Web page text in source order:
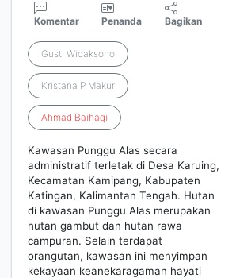
Komentar Penanda Bagikan
Gusti Wicaksono
Kristana P Makur
Ahmad Baihaqi
Kawasan Punggu Alas secara
administratif terletak di Desa Karuing,
Kecamatan Kamipang, Kabupaten
Katingan, Kalimantan Tengah. Hutan
di kawasan Punggu Alas merupakan
hutan gambut dan hutan rawa
campuran. Selain terdapat
orangutan, kawasan ini menyimpan
kekayaan keanekaragaman hayati